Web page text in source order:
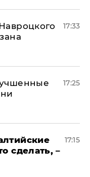
17:33
17:25
сделать, –
17:15